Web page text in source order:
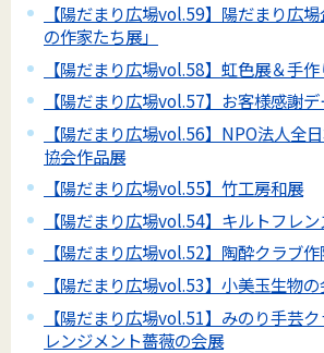
【陽だまり広場vol.59】陽だまり広
の作家たち展」
【陽だまり広場vol.58】虹色展＆手
【陽だまり広場vol.57】お客様感謝
【陽だまり広場vol.56】NPO法人全
協会作品展
【陽だまり広場vol.55】竹工房和展
【陽だまり広場vol.54】キルトフレ
【陽だまり広場vol.52】陶酔クラブ
【陽だまり広場vol.53】小美玉生物
【陽だまり広場vol.51】みのり手芸
レンジメント薔薇の会展